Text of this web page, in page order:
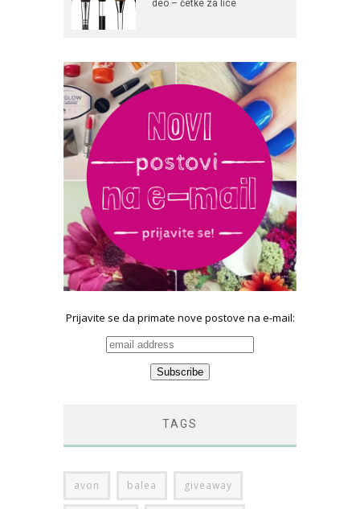
deo – četke za lice
Prijavite se da primate nove postove na e-mail:
TAGS
avon balea giveaway